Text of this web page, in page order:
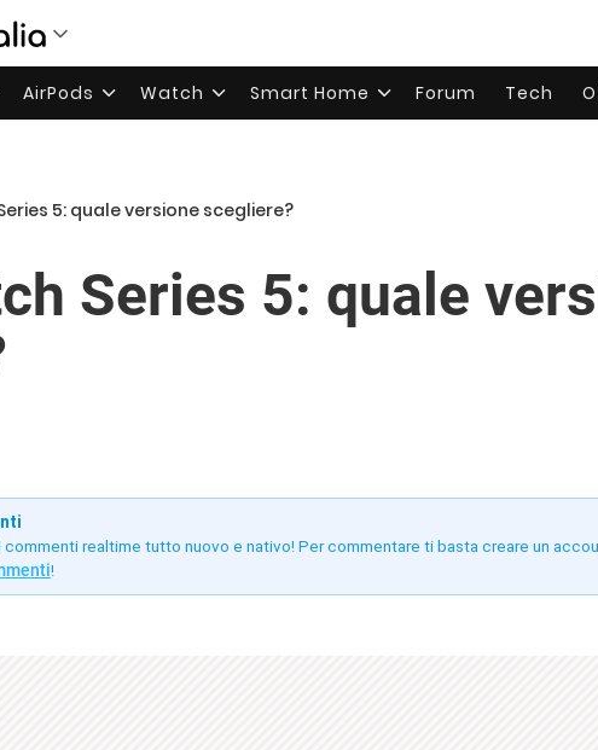
AirPods Watch Smart Home Forum Tech
5: quale versione scegliere?
Series 5: quale
commenti realtime tutto nuovo e nativo! Per commentare ti basta creare un
!